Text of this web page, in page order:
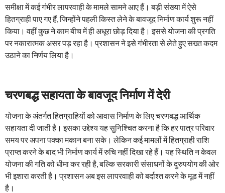
समीक्षा में कई गंभीर लापरवाही के मामले सामने आए हैं। बड़ी संख्या में ऐसे
हितग्राही पाए गए हैं, जिन्होंने पहली किस्त लेने के बावजूद निर्माण कार्य शुरू नहीं
किया। वहीं कुछ ने काम बीच में ही अधूरा छोड़ दिया है। इससे योजना की प्रगति
पर नकारात्मक असर पड़ रहा है। प्रशासन ने इसे गंभीरता से लेते हुए सख्त कदम
उठाने का निर्णय लिया है।
चरणबद्ध सहायता के बावजूद निर्माण में देरी
योजना के अंतर्गत हितग्राहियों को आवास निर्माण के लिए चरणबद्ध आर्थिक
सहायता दी जाती है। इसका उद्देश्य यह सुनिश्चित करना है कि हर पात्र परिवार
समय पर अपना पक्का मकान बना सके। लेकिन कई मामलों में हितग्राही राशि
प्राप्त करने के बाद भी निर्माण कार्य में रुचि नहीं दिखा रहे हैं। यह स्थिति न केवल
योजना की गति को धीमा कर रही है, बल्कि सरकारी संसाधनों के दुरुपयोग की ओर
भी इशारा करती है। प्रशासन अब इस लापरवाही को बर्दाश्त करने के मूड में नहीं
है।